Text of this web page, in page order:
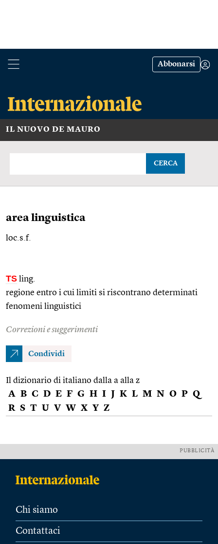
Abbonarsi
IL NUOVO DE MAURO
CERCA
area linguistica
loc.s.f.
TS ling.
regione entro i cui limiti si riscontrano determinati
fenomeni linguistici
Correzioni e suggerimenti
Condividi
Il dizionario di italiano dalla a alla z
A B C D E F G H I J K L M N O P Q
R S T U V W X Y Z
PUBBLICITÀ
Chi siamo
Contattaci